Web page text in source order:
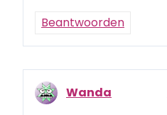
Beantwoorden
Wanda